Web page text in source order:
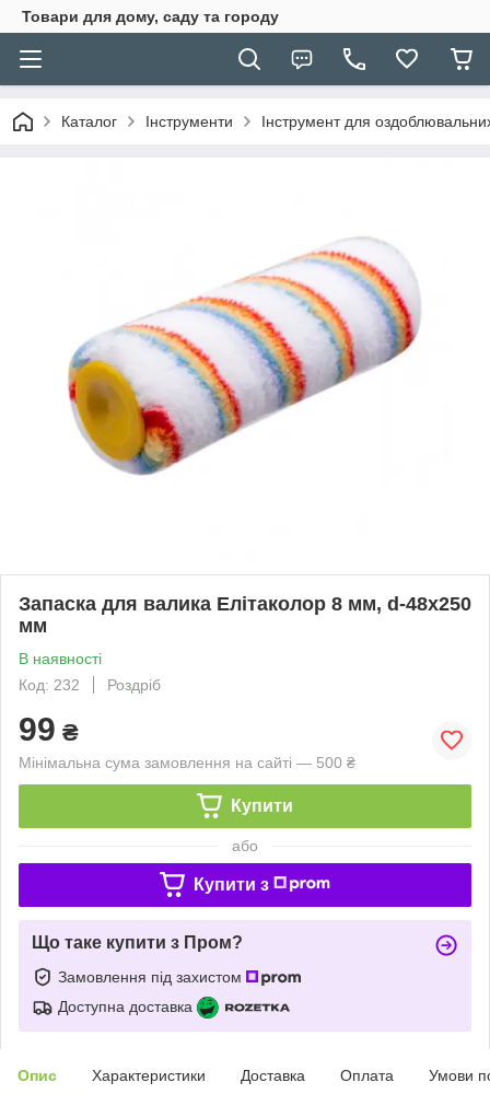
Товари для дому, саду та городу
Каталог Інструменти Інструмент для
Запаска для валика Елітаколор 8 мм, d-48х250
мм
В наявності
Код: 232
Роздріб
99 ₴
Мінімальна сума замовлення на сайті — 500 ₴
Купити
або
Купити з
Що таке купити з Пром?
Замовлення під захистом
Доступна доставка
Опис Характеристики Доставка Оплата Умови